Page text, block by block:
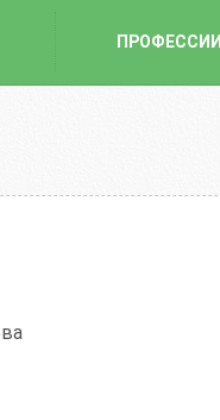
ПРОФЕССИИ